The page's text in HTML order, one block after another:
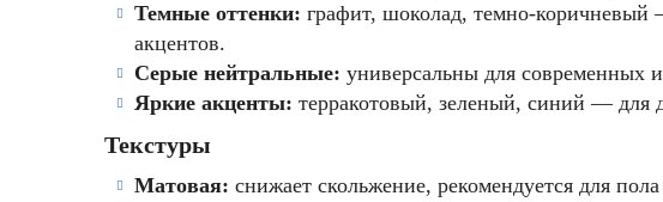
Темные оттенки: графит, шоколад, темно-коричневый
акцентов.
Серые нейтральные: универсальны для современных
Яркие акценты: терракотовый, зеленый, синий — для
Текстуры
Матовая: снижает скольжение, рекомендуется для